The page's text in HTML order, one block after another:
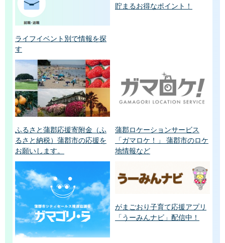
ライフイベント別で情報を探
す
貯まるお得なポイント！
ふるさと蒲郡応援寄附金（ふ
るさと納税）蒲郡市の応援を
お願いします。
蒲郡ロケーションサービス
「ガマロケ！」 蒲郡市のロケ
地情報など
がまごおり子育て応援アプリ
「うーみんナビ」配信中！